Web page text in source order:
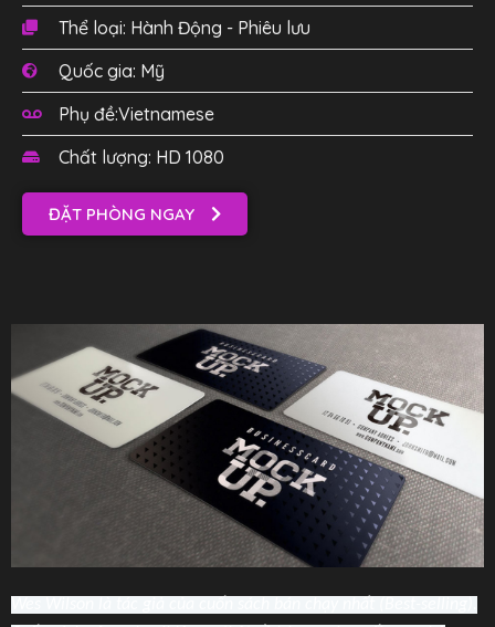
Thể loại: Hành Động - Phiêu lưu
Quốc gia: Mỹ
Phụ đề:Vietnamese
Chất lượng: HD 1080
ĐẶT PHÒNG NGAY